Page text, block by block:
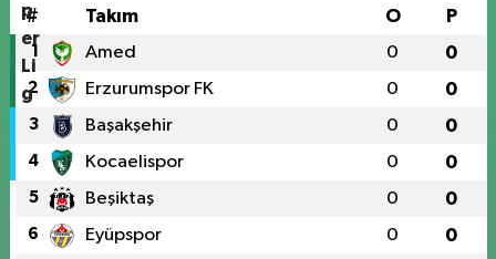
# Takım O P
1 Amed 0 0
2 Erzurumspor FK 0 0
3 Başakşehir 0 0
4 Kocaelispor 0 0
5 Beşiktaş 0 0
6 Eyüpspor 0 0